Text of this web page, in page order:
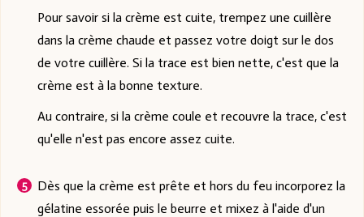
Pour savoir si la crème est cuite, trempez une cuillère
dans la crème chaude et passez votre doigt sur le dos
de votre cuillère. Si la trace est bien nette, c'est que la
crème est à la bonne texture.
Au contraire, si la crème coule et recouvre la trace, c'est
qu'elle n'est pas encore assez cuite.
Dès que la crème est prête et hors du feu incorporez la
gélatine essorée puis le beurre et mixez à l'aide d'un